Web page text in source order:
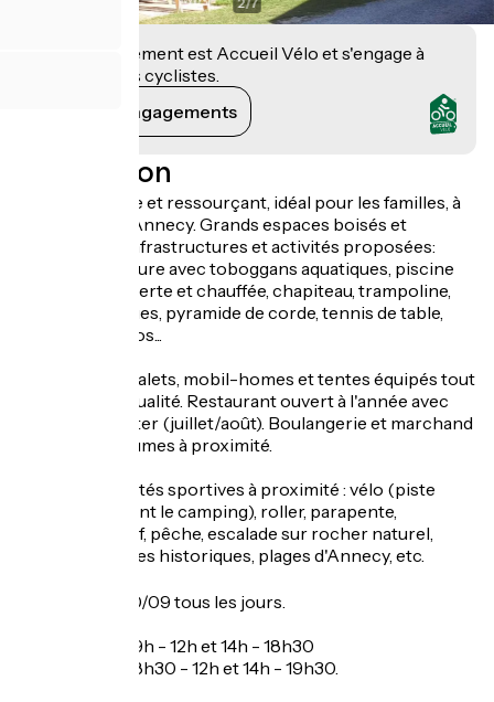
Cet établissement est Accueil Vélo et s'engage à
accueillir des cyclistes.
Voir ses engagements
Description
Camping calme et ressourçant, idéal pour les familles, à
10 km du lac d'Annecy. Grands espaces boisés et
nombreuses infrastructures et activités proposées:
piscine extérieure avec toboggans aquatiques, piscine
bien-être couverte et chauffée, chapiteau, trampoline,
joutes aquatiques, pyramide de corde, tennis de table,
location de vélos...
Location de chalets, mobil-homes et tentes équipés tout
confort et de qualité. Restaurant ouvert à l'année avec
vente à emporter (juillet/août). Boulangerie et marchand
de fruits et légumes à proximité.
Multiples activités sportives à proximité : vélo (piste
cyclable jouxtant le camping), roller, parapente,
randonnée, golf, pêche, escalade sur rocher naturel,
visites de villages historiques, plages d'Annecy, etc.
Du 30/04 au 20/09 tous les jours.
Basse saison : 9h - 12h et 14h - 18h30
Haute saison : 8h30 - 12h et 14h - 19h30.